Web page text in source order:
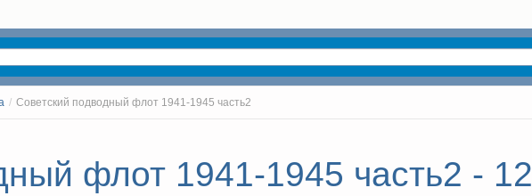
/ Советский подводный флот 1941-1945 часть2
флот 1941-1945 часть2 - 12